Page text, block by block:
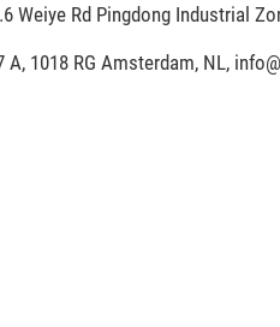
Rd Pingdong Industrial
1018 RG Amsterdam, NL,